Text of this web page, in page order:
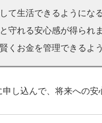
て生活できるようにな
守れる安心感が得られ
くお金を管理できるよ
申し込んで、将来への安